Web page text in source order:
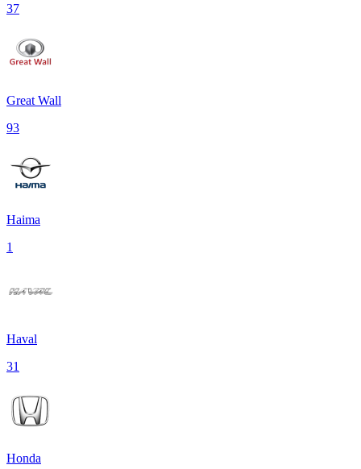
37
Great Wall
93
Haima
1
Haval
31
Honda